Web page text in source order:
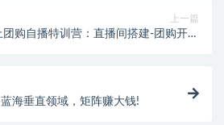
上一篇
购自播特训营：直播间搭建-团购开通
海垂直领域，矩阵赚大钱!